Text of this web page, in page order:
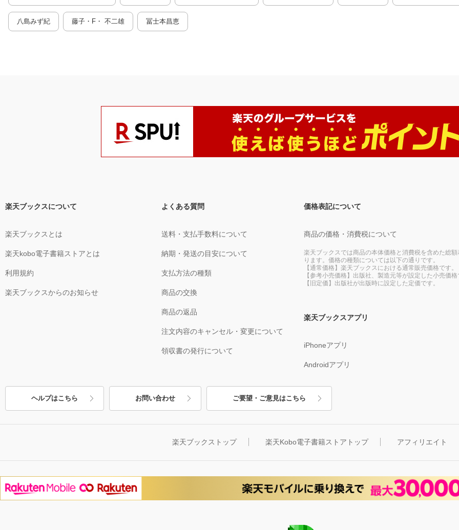
八島みず紀 藤子・F・ 不二雄 冨士本昌恵
楽天ブックスについて
楽天ブックスとは
楽天kobo電子書籍ストアとは
利用規約
楽天ブックスからのお知らせ
よくある質問
送料・支払手数料について
納期・発送の目安について
支払方法の種類
商品の交換
商品の返品
注文内容のキャンセル・変更について
領収書の発行について
価格表記について
商品の価格・消費税について
楽天ブックスでは商品の本体価格と消費税を含めた総額
ります。価格の種類については以下の通りです。
【通常価格】楽天ブックスにおける通常販売価格です。
【参考小売価格】出版社、製造元等が設定した小売価格
【旧定価】出版社が出版時に設定した定価です。
楽天ブックスアプリ
iPhoneアプリ
Androidアプリ
ヘルプはこちら お問い合わせ ご要望・ご意見はこちら
楽天ブックストップ 楽天Kobo電子書籍ストアトップ アフィリエイト